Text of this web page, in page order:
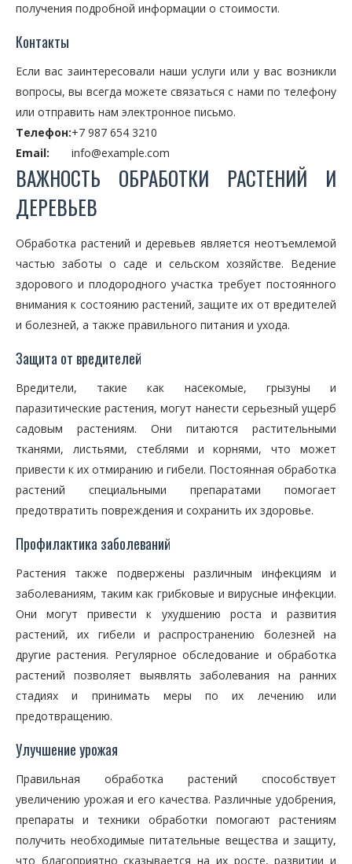
получения подробной информации о стоимости.
Контакты
Если вас заинтересовали наши услуги или у вас возникли
вопросы, вы всегда можете связаться с нами по телефону
или отправить нам электронное письмо.
Телефон:+7 987 654 3210
Email:
info@example.com
ВАЖНОСТЬ ОБРАБОТКИ РАСТЕНИЙ И
ДЕРЕВЬЕВ
Обработка растений и деревьев является неотъемлемой
частью заботы о саде и сельском хозяйстве. Ведение
здорового и плодородного участка требует постоянного
внимания к состоянию растений, защите их от вредителей
и болезней, а также правильного питания и ухода.
Защита от вредителей
Вредители, такие как насекомые, грызуны и
паразитические растения, могут нанести серьезный ущерб
садовым растениям. Они питаются растительными
тканями, листьями, стеблями и корнями, что может
привести к их отмиранию и гибели. Постоянная обработка
растений специальными препаратами помогает
предотвратить повреждения и сохранить их здоровье.
Профилактика заболеваний
Растения также подвержены различным инфекциям и
заболеваниям, таким как грибковые и вирусные инфекции.
Они могут привести к ухудшению роста и развития
растений, их гибели и распространению болезней на
другие растения. Регулярное обследование и обработка
растений позволяет выявлять заболевания на ранних
стадиях и принимать меры по их лечению или
предотвращению.
Улучшение урожая
Правильная обработка растений способствует
увеличению урожая и его качества. Различные удобрения,
препараты и техники обработки помогают растениям
получить необходимые питательные вещества и защиту,
что благоприятно сказывается на их росте, развитии и